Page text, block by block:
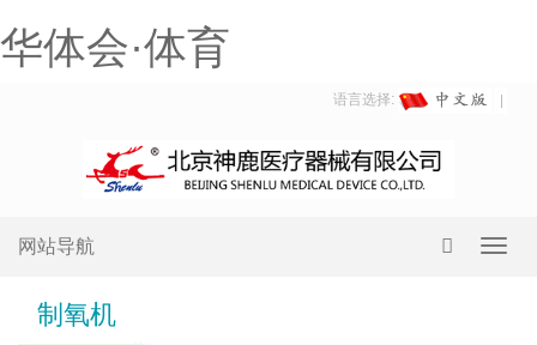
华体会·体育
语言选择:
网站导航
制氧机